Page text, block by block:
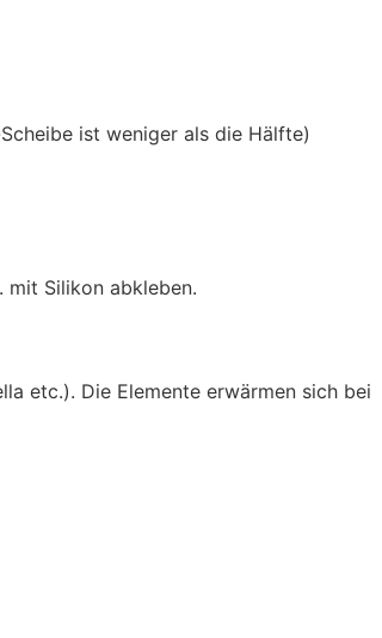
ist weniger als die Hälfte)
mit Silikon abkleben.
etc.). Die Elemente erwärmen sich bei